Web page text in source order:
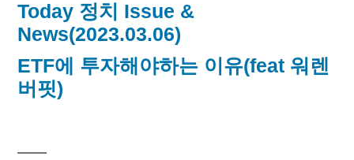
Today 정치 Issue &
News(2023.03.06)
ETF에 투자해야하는 이유(feat 워렌
버핏)